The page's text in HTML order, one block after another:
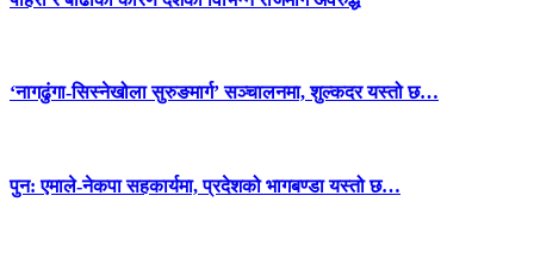
‘नागढुंगा-सिस्नेखोला सुरुङमार्ग’ सञ्चालनमा, शुल्कदर यस्तो छ…
पुन: एमाले-नेकपा सहकार्यमा, प्रदेशको भागबण्डा यस्तो छ…